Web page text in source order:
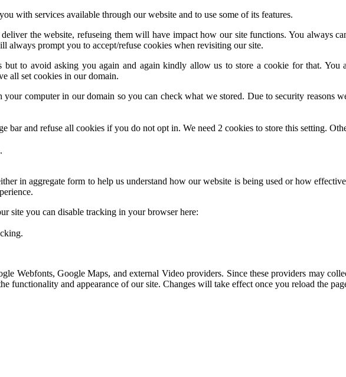
with services available through our website and to use some of its features.
deliver the website, refuseing them will have impact how our site functions. You always
always prompt you to accept/refuse cookies when revisiting our site.
to avoid asking you again and again kindly allow us to store a cookie for that.
all set cookies in our domain.
computer in our domain so you can check what we stored. Due to security reasons
bar and refuse all cookies if you do not opt in. We need 2 cookies to store this setting.
in aggregate form to help us understand how our website is being used or how
site you can disable tracking in your browser here:
Webfonts, Google Maps, and external Video providers. Since these providers may
functionality and appearance of our site. Changes will take effect once you reload the